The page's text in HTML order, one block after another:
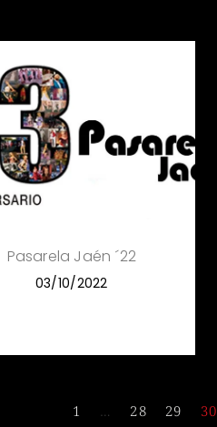
Pasarela Jaén ´22
03/10/2022
1 … 28 29 30